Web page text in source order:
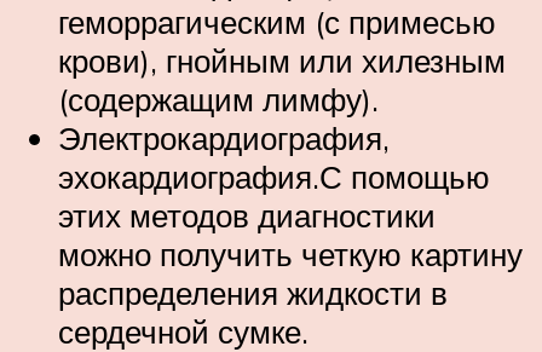
геморрагическим (с примесью
крови), гнойным или хилезным
(содержащим лимфу).
Электрокардиография,
эхокардиография.С помощью
этих методов диагностики
можно получить четкую картину
распределения жидкости в
сердечной сумке.